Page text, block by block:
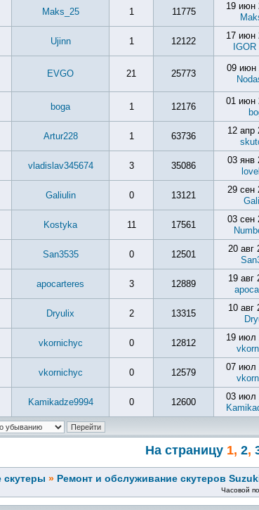
Maks_25 1 11775
19 июн
Ujinn 1 12122
17 июн
EVGO 21 25773
09 июн
boga 1 12176
01 июн
Artur228 1 63736
12 апр
vladislav345674 3 35086
03 янв
Galiulin 0 13121
29 сен
Kostyka 11 17561
03 сен
San3535 0 12501
20 авг
apocarteres 3 12889
19 авг
Dryulix 2 13315
10 авг
vkornichyc 0 12812
19 июл
vkornichyc 0 12579
07 июл
Kamikadze9994 0 12600
03 июл
На страницу 1, 2,
скутеры » Ремонт и обслуживание скутеров
Часовой